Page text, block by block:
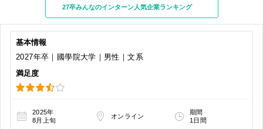
27卒みんなのインターン人気企業ランキング
基本情報
2027年卒｜國學院大学｜男性｜文系
満足度
2025年
8月上旬
オンライン
期間
1日間